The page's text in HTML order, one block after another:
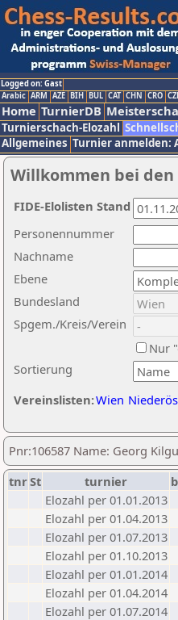
Logged on: Gast
Arabic ARM AZE BIH BUL CAT CHN CRO
Home TurnierDB
Turnierschach-Elozahl
Allgemeines Turnier anmelden:
Willkommen bei den
Nachname
Ebene
Sortierung
Personennummer
Bundesland
Spgem./Kreis/Verein
Nur
Vereinslisten:Wien
FIDE-Elolisten Stand
Pnr:106587 Name: Georg
tnrSt turnier
Elozahl per 01.01.2013
Elozahl per 01.04.2013
Elozahl per 01.07.2013
Elozahl per 01.10.2013
Elozahl per 01.01.2014
Elozahl per 01.04.2014
Elozahl per 01.07.2014